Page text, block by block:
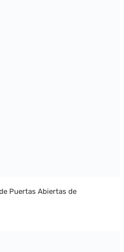
Puertas Abiertas de